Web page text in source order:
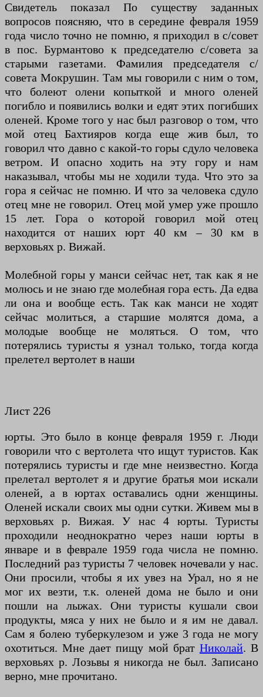
Свидетель показал По существу заданных
вопросов поясняю, что в середине февраля 1959
года число точно не помню, я приходил в с/совет
в пос. Бурмантово к председателю с/совета за
старыми газетами. Фамилия председателя с/
совета Мокрушин. Там мы говорили с ним о том,
что болеют олени копыткой и много оленей
погибло и появились волки и едят этих погибших
оленей. Кроме того у нас был разговор о том, что
мой отец Бахтияров когда еще жив был, то
говорил что давно с какой-то горы сдуло человека
ветром. И опасно ходить на эту гору и нам
наказывал, чтобы мы не ходили туда. Что это за
гора я сейчас не помню. И что за человека сдуло
отец мне не говорил. Отец мой умер уже прошло
15 лет. Гора о которой говорил мой отец
находится от наших юрт 40 км – 30 км в
верховьях р. Вижай.
Молебной горы у манси сейчас нет, так как я не
молюсь и не знаю где молебная гора есть. Да едва
ли она и вообще есть. Так как манси не ходят
сейчас молиться, а старшие молятся дома, а
молодые вообще не моляться. О том, что
потерялись туристы я узнал только, тогда когда
прелетел вертолет в наши
Лист 226
юрты. Это было в конце февраля 1959 г. Люди
говорили что с вертолета что ищут туристов. Как
потерялись туристы и где мне неизвестно. Когда
прелетал вертолет я и другие братья мои искали
оленей, а в юртах оставались одни женщины.
Оленей искали своих мы одни сутки. Живем мы в
верховьях р. Вижая. У нас 4 юрты. Туристы
проходили неоднократно через наши юрты в
январе и в феврале 1959 года числа не помню.
Последний раз туристы 7 человек ночевали у нас.
Они просили, чтобы я их увез на Урал, но я не
мог их везти, т.к. оленей дома не было и они
пошли на лыжах. Они туристы кушали свои
продукты, мяса у них не было и я им не давал.
Сам я болею туберкулезом и уже 3 года не могу
охотиться. Мне дает пищу мой брат Николай. В
верховьях р. Лозьвы я никогда не был. Записано
верно, мне прочитано.